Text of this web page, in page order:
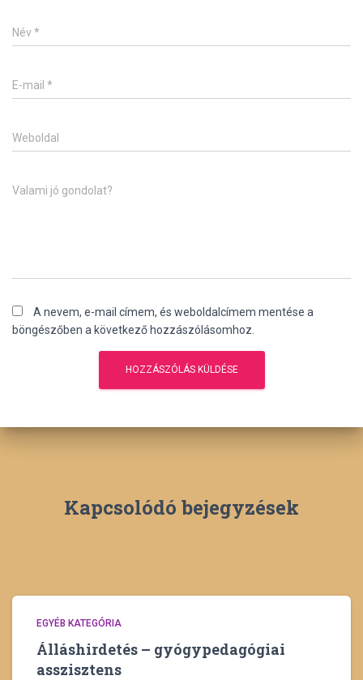
Név*
E-mail *
Weboldal
Valami jó gondolat?
A nevem, e-mail címem, és weboldalcímem mentése a
böngészőben a következő hozzászólásomhoz.
Kapcsolódó bejegyzések
EGYÉB KATEGÓRIA
Álláshirdetés – gyógypedagógiai
asszisztens